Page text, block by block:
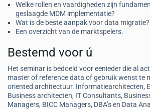
Welke rollen en vaardigheden zijn
geslaagde MDM implementatie?
Wat is de beste aanpak voor data migratie?
Een overzicht van de marktspelers.
Bestemd voor ú
Het seminar is bedoeld voor eenieder die al
master of reference data of gebruik wenst te
oriented architectuur. Informatiearchitecten,
Business architecten, IT Consultants,
Managers, BICC Managers, DBA’s en Data